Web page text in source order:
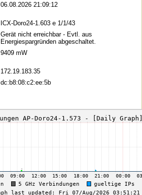
06.08.2026 21:09:12
ICX-Doro24-1.603 e 1/1/43
Gerät nicht erreichbar - Evtl. aus
Energiespargründen abgeschaltet.
9409 mW
172.19.183.35
dc:b8:08:c2:ee:5b